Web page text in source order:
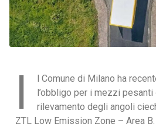
I
l Comune di Milano ha
l’obbligo per i mezzi
rilevamento degli angoli
ZTL Low Emission Zone – Area